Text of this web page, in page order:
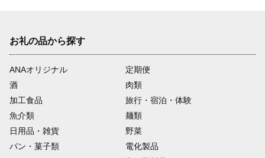
お礼の品から探す
ANAオリジナル
定期便
酒
肉類
加工食品
旅行・宿泊・体験
魚介類
麺類
日用品・雑貨
野菜
パン・菓子類
電化製品